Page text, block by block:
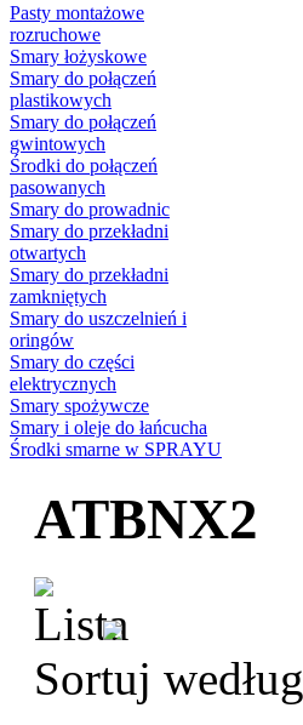
Pasty montażowe
rozruchowe
Smary łożyskowe
Smary do połączeń
plastikowych
Smary do połączeń
gwintowych
Środki do połączeń
pasowanych
Smary do prowadnic
Smary do przekładni
otwartych
Smary do przekładni
zamkniętych
Smary do uszczelnień i
oringów
Smary do części
elektrycznych
Smary spożywcze
Smary i oleje do łańcucha
Środki smarne w SPRAYU
ATBNX2
Sortuj według